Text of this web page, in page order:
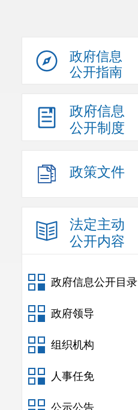
政府信息
公开指南
政府信息
公开制度
政策文件
法定主动
公开内容
政府信息公开目录
政府领导
组织机构
人事任免
公示公告